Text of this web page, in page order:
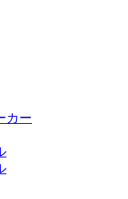
カー